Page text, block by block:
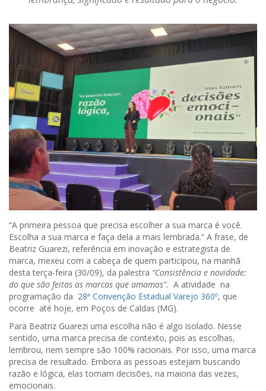
“A primeira pessoa que precisa escolher a sua marca é você.
Escolha a sua marca e faça dela a mais lembrada.” A frase, de
Beatriz Guarezi, referência em inovação e estrategista de
marca, mexeu com a cabeça de quem participou, na manhã
desta terça-feira (30/09), da palestra “Consistência e novidade:
do que são feitas as marcas que amamos”. A atividade na
programação da 28ª Convenção Estadual Varejo 360º, que
ocorre até hoje, em Poços de Caldas (MG).
Para Beatriz Guarezi uma escolha não é algo isolado. Nesse
sentido, uma marca precisa de contexto, pois as escolhas,
lembrou, nem sempre são 100% racionais. Por isso, uma marca
precisa de resultado. Embora as pessoas estejam buscando
razão e lógica, elas tomam decisões, na maioria das vezes,
emocionais.